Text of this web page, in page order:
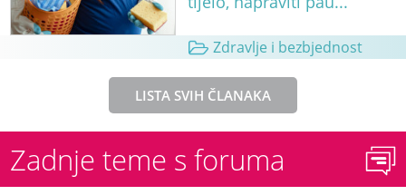
Zdravlje i bezbjednost
LISTA SVIH ČLANAKA
Zadnje teme s foruma